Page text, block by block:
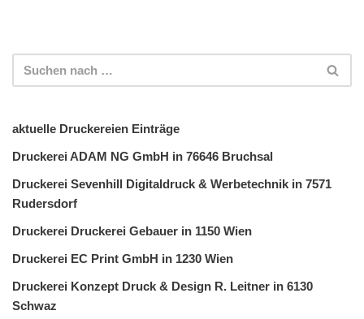
aktuelle Druckereien Einträge
Druckerei ADAM NG GmbH in 76646 Bruchsal
Druckerei Sevenhill Digitaldruck & Werbetechnik in 7571
Rudersdorf
Druckerei Druckerei Gebauer in 1150 Wien
Druckerei EC Print GmbH in 1230 Wien
Druckerei Konzept Druck & Design R. Leitner in 6130
Schwaz